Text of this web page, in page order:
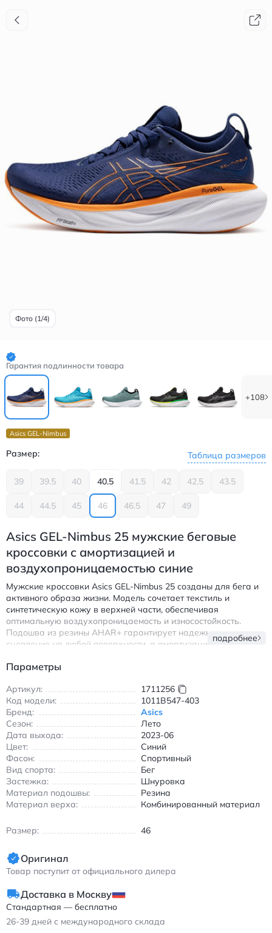
Фото (1/4)
Гарантия подлинности товара
+108
Asics GEL-Nimbus
Размер: Таблица размеров
39 39.5 40 40.5 41.5 42 42.5 43.5
44 44.5 45 46 46.5 47 49
Asics GEL-Nimbus 25 мужские беговые
кроссовки с амортизацией и
воздухопроницаемостью синие
Мужские кроссовки Asics GEL-Nimbus 25 созданы для бега и
активного образа жизни. Модель сочетает текстиль и
синтетическую кожу в верхней части, обеспечивая
оптимальную воздухопроницаемость и износостойкость.
Подошва из резины AHAR+ гарантирует надежное
сцепление на любой поверхности, а амортизационная
беге. Низкий крой обеспечивает свободу движений, а синий
Ключевые особенности:
Система амортизации для комфорта при беге
Дышащий верх из комбинированных материалов
Износостойкая резиновая подошва
Асикс GEL-Nimbus 25 кроссовки для бега с амортизацией и
воздухопроницаемостью синего цвета
подробнее
Параметры
Артикул:
1711256
Код модели:
1011B547-403
Бренд:
Asics
Сезон:
Лето
Дата выхода:
2023-06
Цвет:
Синий
Фасон:
Спортивный
Вид спорта:
Бег
Застежка:
Шнуровка
Материал подошвы:
Резина
Материал верха:
Комбинированный материал
Размер: 46
Оригинал
Товар поступит от официального дилера
Доставка в Москву
Стандартная — бесплатно
26-39 дней с международного склада